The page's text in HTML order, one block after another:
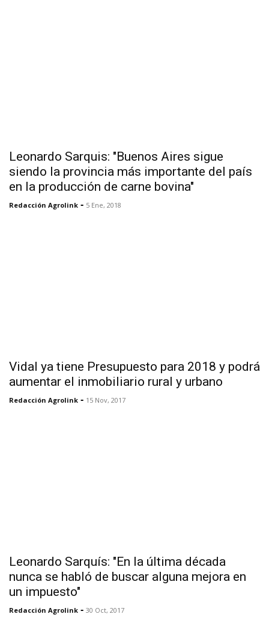
Leonardo Sarquis: "Buenos Aires sigue
siendo la provincia más importante del país
en la producción de carne bovina"
Redacción Agrolink - 5 Ene, 2018
Vidal ya tiene Presupuesto para 2018 y podrá
aumentar el inmobiliario rural y urbano
Redacción Agrolink - 15 Nov, 2017
Leonardo Sarquís: "En la última década
nunca se habló de buscar alguna mejora en
un impuesto"
Redacción Agrolink - 30 Oct, 2017